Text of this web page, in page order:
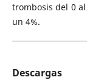
trombosis del 0
un 4%.
Descargas